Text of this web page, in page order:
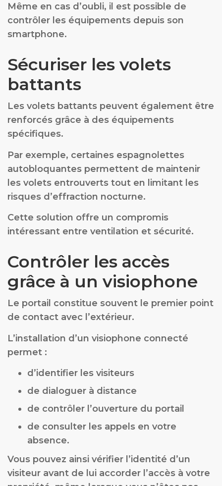
Même en cas d’oubli, il est possible de
contrôler les équipements depuis son
smartphone.
Sécuriser les volets
battants
Les volets battants peuvent également être
renforcés grâce à des équipements
spécifiques.
Par exemple, certaines espagnolettes
autobloquantes permettent de maintenir
les volets entrouverts tout en limitant les
risques d’effraction nocturne.
Cette solution offre un compromis
intéressant entre ventilation et sécurité.
Contrôler les accès
grâce à un visiophone
Le portail constitue souvent le premier point
de contact avec l’extérieur.
L’installation d’un visiophone connecté
permet :
d’identifier les visiteurs
de dialoguer à distance
de contrôler l’ouverture du portail
de consulter les appels en votre
absence.
Vous pouvez ainsi vérifier l’identité d’un
visiteur avant de lui accorder l’accès à votre